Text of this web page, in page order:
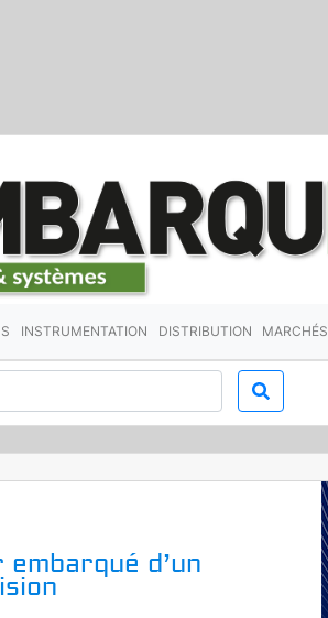
INSTRUMENTATION DISTRIBUTION MARCHÉS
d’un